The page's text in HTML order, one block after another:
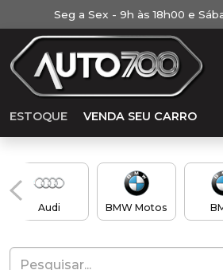
Seg a Sex - 9h às 18h00 e
ESTOQUE VENDA SEU CARRO
Audi BMW Motos